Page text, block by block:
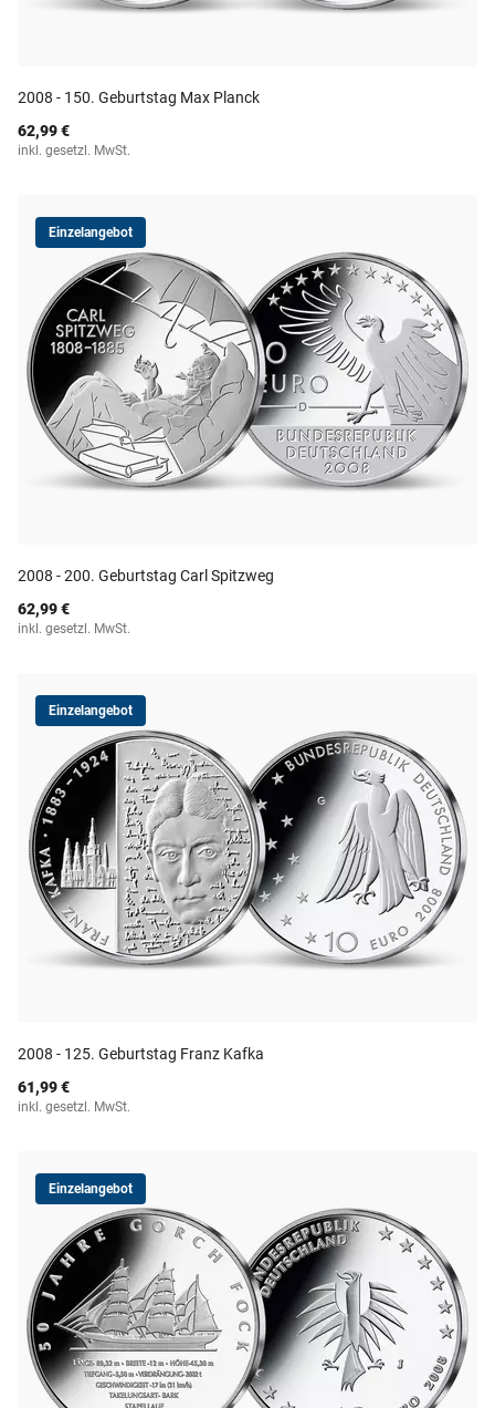
2008 - 150. Geburtstag Max Planck
62,99 €
inkl. gesetzl. MwSt.
Einzelangebot
2008 - 200. Geburtstag Carl Spitzweg
62,99 €
inkl. gesetzl. MwSt.
Einzelangebot
2008 - 125. Geburtstag Franz Kafka
61,99 €
inkl. gesetzl. MwSt.
Einzelangebot